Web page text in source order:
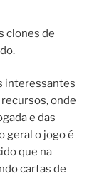
clones de
interessantes
onde
e das
geral o jogo é
que na
cartas de